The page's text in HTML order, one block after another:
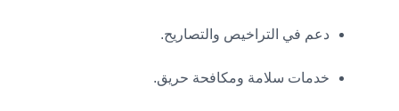
دعم في التراخيص والتصاريح.
خدمات سلامة ومكافحة حريق.